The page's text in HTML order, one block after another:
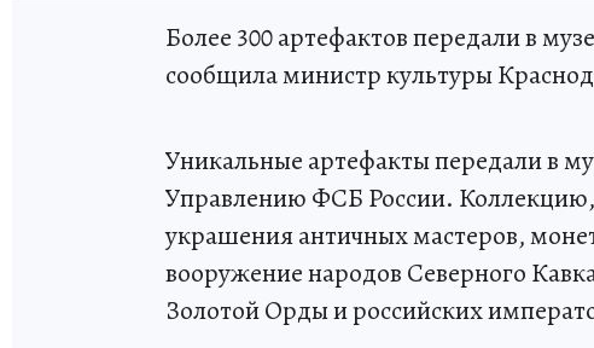
Более 300 артефактов передали в
сообщила министр культуры
Уникальные артефакты передали в
Управлению ФСБ России. Коллекцию,
украшения античных мастеров,
вооружение народов Северного
Золотой Орды и российских